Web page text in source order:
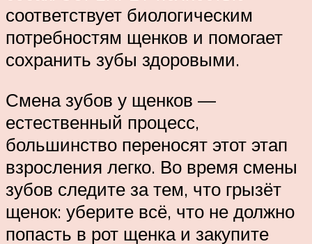
соответствует биологическим
потребностям щенков и помогает
сохранить зубы здоровыми.
Смена зубов у щенков —
естественный процесс,
большинство переносят этот этап
взросления легко. Во время смены
зубов следите за тем, что грызёт
щенок: уберите всё, что не должно
попасть в рот щенка и закупите